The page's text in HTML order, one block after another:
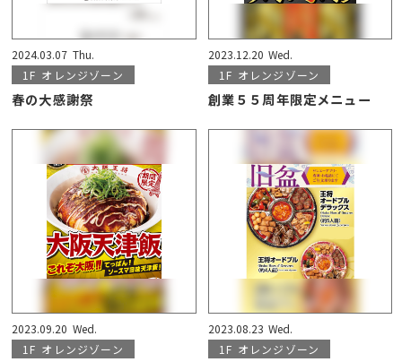
2024.03.07 Thu.
1F オレンジゾーン
春の大感謝祭
2023.12.20 Wed.
1F オレンジゾーン
創業５５周年限定メニュー
2023.09.20 Wed.
1F オレンジゾーン
2023.08.23 Wed.
1F オレンジゾーン